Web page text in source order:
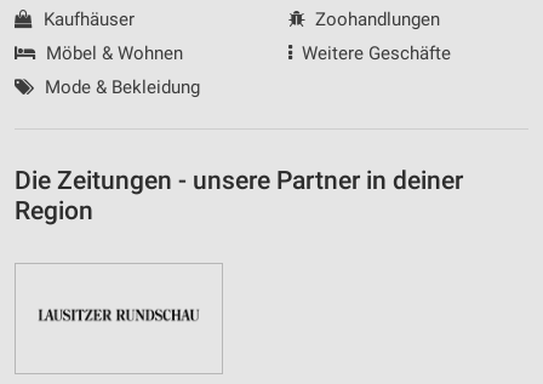
Kaufhäuser
Möbel & Wohnen
Mode & Bekleidung
Zoohandlungen
Weitere Geschäfte
Die Zeitungen - unsere Partner in deiner
Region